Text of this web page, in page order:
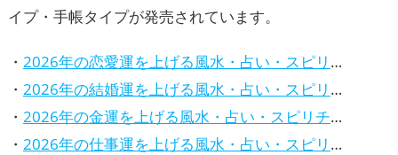
イプ・手帳タイプが発売されています。
・ 2026年の恋愛運を上げる風水・占い・スピリチュアルな方法
・ 2026年の結婚運を上げる風水・占い・スピリチュアルな方法
・ 2026年の金運を上げる風水・占い・スピリチュアルな方法
・ 2026年の仕事運を上げる風水・占い・スピリチュアルな方法